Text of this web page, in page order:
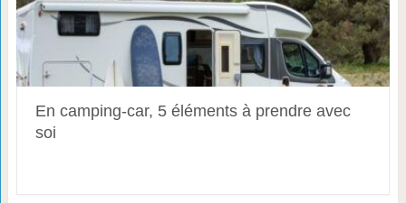
En camping-car, 5 éléments à prendre avec
soi